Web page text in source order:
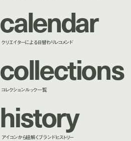
calendar
クリエイターによる日替わりレコメンド
collections
コレクションルック一覧
history
アイコンから紐解くブランドヒストリー